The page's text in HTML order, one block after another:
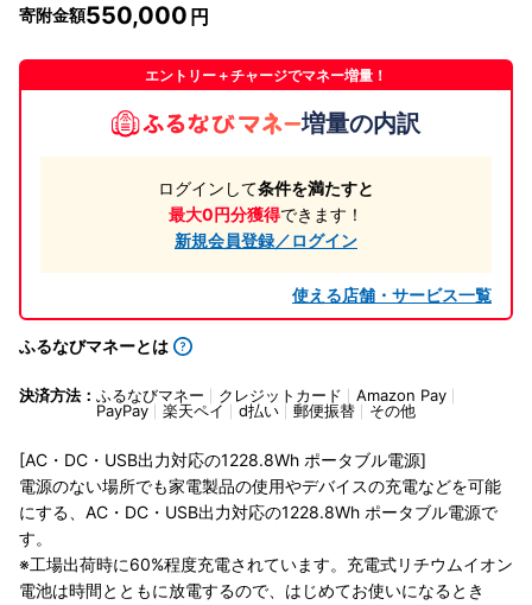
寄附金額550,000
エントリー＋チャージでマネー増量！
増量の内訳
ログインして条件を満たすと
最大0円分獲得できます！
新規会員登録／ログイン
使える店舗・サービス一覧
ふるなびマネーとは
決済方法： ふるなびマネー クレジットカード
Amazon Pay
PayPay
楽天ペイ d払い 郵便振替 その他
[AC・DC・USB出力対応の1228.8Wh ポータブル電源]
電源のない場所でも家電製品の使用やデバイスの充電などを可能
にする、AC・DC・USB出力対応の1228.8Wh ポータブル電源で
す。
※工場出荷時に60%程度充電されています。充電式リチウムイオン
電池は時間とともに放電するので、はじめてお使いになるとき